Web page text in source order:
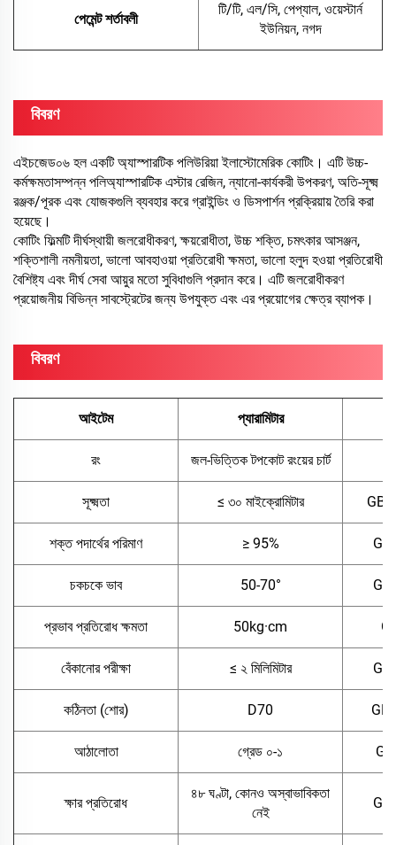
পেমেন্ট শর্তাবলী
টি/টি, এল/সি, পেপ্যাল, ওয়েস্টার্ন
ইউনিয়ন, নগদ
বিবরণ
এইচজেড০৬ হল একটি অ্যাস্পারটিক পলিউরিয়া ইলাস্টোমেরিক কোটিং। এটি উচ্চ-
কর্মক্ষমতাসম্পন্ন পলিঅ্যাস্পারটিক এস্টার রেজিন, ন্যানো-কার্যকরী উপকরণ, অতি-সূক্ষ্ম
রঞ্জক/পূরক এবং যোজকগুলি ব্যবহার করে গ্রাইন্ডিং ও ডিসপার্শন প্রক্রিয়ায় তৈরি করা
হয়েছে।
কোটিং ফিল্মটি দীর্ঘস্থায়ী জলরোধীকরণ, ক্ষয়রোধীতা, উচ্চ শক্তি, চমৎকার আসঞ্জন,
শক্তিশালী নমনীয়তা, ভালো আবহাওয়া প্রতিরোধী ক্ষমতা, ভালো হলুদ হওয়া প্রতিরোধী
বৈশিষ্ট্য এবং দীর্ঘ সেবা আয়ুর মতো সুবিধাগুলি প্রদান করে। এটি জলরোধীকরণ
প্রয়োজনীয় বিভিন্ন সাবস্ট্রেটের জন্য উপযুক্ত এবং এর প্রয়োগের ক্ষেত্র ব্যাপক।
বিবরণ
আইটেম প্যারামিটার
রং জল-ভিত্তিক টপকোট রংয়ের চার্ট
সূক্ষ্মতা ≤ ৩০ মাইক্রোমিটার GB/
শক্ত পদার্থের পরিমাণ ≥ 95%
চকচকে ভাব 50-70°
প্রভাব প্রতিরোধ ক্ষমতা 50kg·cm
বেঁকানোর পরীক্ষা ≤ ২ মিলিমিটার
কঠিনতা (শোর) D70
আঠালোতা গ্রেড ০-১
ক্ষার প্রতিরোধ
৪৮ ঘণ্টা, কোনও অস্বাভাবিকতা
নেই